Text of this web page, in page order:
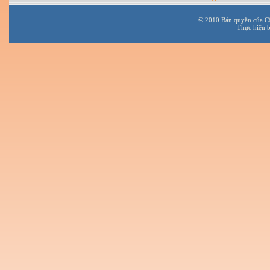
© 2010 Bản quyền của
Thực hiện